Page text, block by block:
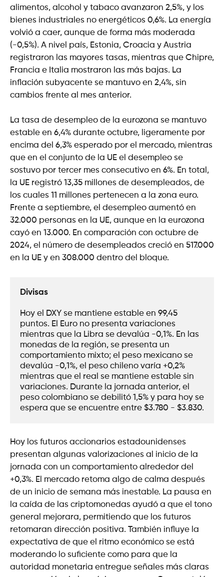
alimentos, alcohol y tabaco avanzaron 2,5%, y los
bienes industriales no energéticos 0,6%. La energía
volvió a caer, aunque de forma más moderada
(-0,5%). A nivel país, Estonia, Croacia y Austria
registraron las mayores tasas, mientras que Chipre,
Francia e Italia mostraron las más bajas. La
inflación subyacente se mantuvo en 2,4%, sin
cambios frente al mes anterior.
La tasa de desempleo de la eurozona se mantuvo
estable en 6,4% durante octubre, ligeramente por
encima del 6,3% esperado por el mercado, mientras
que en el conjunto de la UE el desempleo se
sostuvo por tercer mes consecutivo en 6%. En total,
la UE registró 13,35 millones de desempleados, de
los cuales 11 millones pertenecen a la zona euro.
Frente a septiembre, el desempleo aumentó en
32.000 personas en la UE, aunque en la eurozona
cayó en 13.000. En comparación con octubre de
2024, el número de desempleados creció en 517.000
en la UE y en 308.000 dentro del bloque.
Divisas
Hoy el DXY se mantiene estable en 99,45
puntos. El Euro no presenta variaciones
mientras que la Libra se devalúa -0,1%. En las
monedas de la región, se presenta un
comportamiento mixto; el peso mexicano se
devalúa -0,1%, el peso chileno varía +0,2%
mientras que el real se mantiene estable sin
variaciones. Durante la jornada anterior, el
peso colombiano se debilitó 1,5% y para hoy se
Hoy los futuros accionarios estadounidenses
presentan algunas valorizaciones al inicio de la
jornada con un comportamiento alrededor del
+0,3%. El mercado retoma algo de calma después
de un inicio de semana más inestable. La pausa en
la caída de las criptomonedas ayudó a que el tono
general mejorara, permitiendo que los futuros
retomaran dirección positiva. También influye la
expectativa de que el ritmo económico se está
moderando lo suficiente como para que la
autoridad monetaria entregue señales más claras